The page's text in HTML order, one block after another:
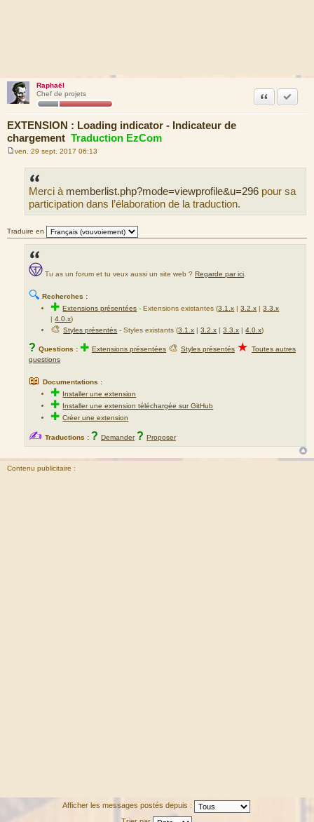
Raphaël
Chef de projets
EXTENSION : Loading indicator - Indicateur de
chargement Traduction EzCom
Citation
ven. 29 sept. 2017 06:13
Merci à memberlist.php?mode=viewprofile&u=296 pour sa
participation dans l’élaboration de la traduction.
Traduire en
Tu as un forum et tu veux aussi un site web ? Regarde par ici
🔍 Recherches :
✚Extensions présentées -Extensions existantes (3.1.x |3.2.x |3.3.x
|4.0.x)
🎨Styles présentés - Styles existants (3.1.x |3.2.x |3.3.x |4.0.x)
? Questions : ✚ Extensions présentées 🎨 Styles présentés ★ Toutes autres
questions
📖 Documentations :
✚ Installer une extension
✚ Installer une extension téléchargée sur GitHub
✚Créer une extension
✍ Traductions : ? Demander ? Proposer
Contenu publicitaire :
Afficher les messages postés depuis :